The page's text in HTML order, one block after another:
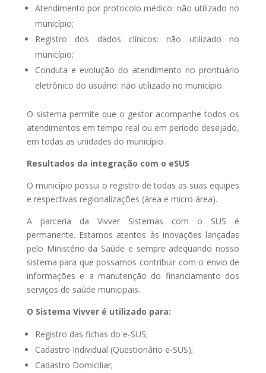
Atendimento por protocolo médico: não utilizado no
município;
Registro dos dados clínicos: não utilizado no
município;
Conduta e evolução do atendimento no prontuário
eletrônico do usuário: não utilizado no município.
O sistema permite que o gestor acompanhe todos os
atendimentos em tempo real ou em período desejado,
em todas as unidades do município.
Resultados da integração com o eSUS
O município possui o registro de todas as suas equipes
e respectivas regionalizações (área e micro área).
A parceria da Vivver Sistemas com o SUS é
permanente. Estamos atentos às inovações lançadas
pelo Ministério da Saúde e sempre adequando nosso
sistema para que possamos contribuir com o envio de
informações e a manutenção do financiamento dos
serviços de saúde municipais.
O Sistema Vivver é utilizado para:
Registro das fichas do e-SUS;
Cadastro Individual (Questionário e-SUS);
Cadastro Domiciliar;